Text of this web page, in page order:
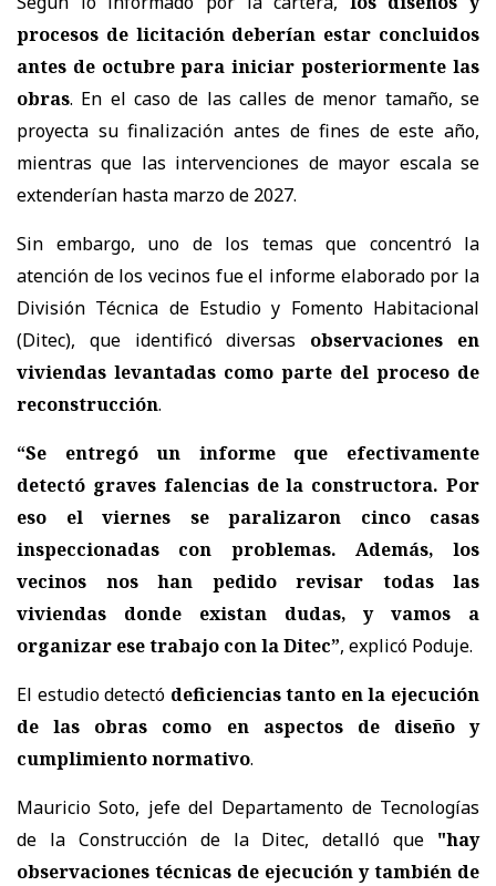
procesos de licitación deberían estar concluidos
antes de octubre para iniciar posteriormente las
obras. En el caso de las calles de menor tamaño, se
proyecta su finalización antes de fines de este año,
mientras que las intervenciones de mayor escala se
extenderían hasta marzo de 2027.
Sin embargo, uno de los temas que concentró la
atención de los vecinos fue el informe elaborado por la
División Técnica de Estudio y Fomento Habitacional
(Ditec), que identificó diversas observaciones en
viviendas levantadas como parte del proceso de
reconstrucción.
“Se entregó un informe que efectivamente
detectó graves falencias de la constructora. Por
eso el viernes se paralizaron cinco casas
inspeccionadas con problemas. Además, los
vecinos nos han pedido revisar todas las
viviendas donde existan dudas, y vamos a
organizar ese trabajo con la Ditec”, explicó Poduje.
El estudio detectó deficiencias tanto en la ejecución
de las obras como en aspectos de diseño y
cumplimiento normativo.
Mauricio Soto, jefe del Departamento de Tecnologías
de la Construcción de la Ditec, detalló que "hay
observaciones técnicas de ejecución y también de